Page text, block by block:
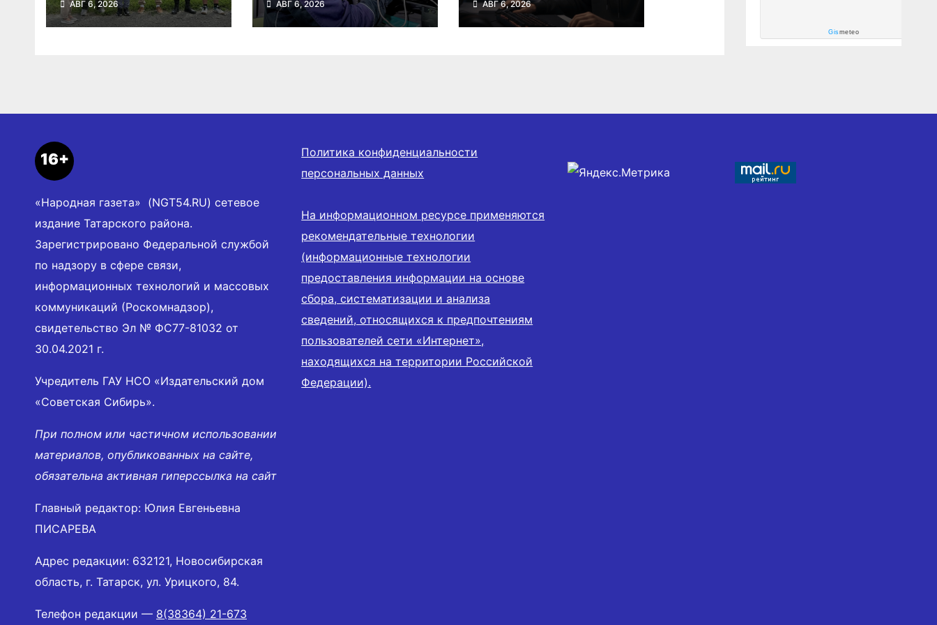
туристский слет
молодежи
АВГ 6, 2026
выборов в Госдуму
в Новосибирской
АВГ 6, 2026
кибертурнир
«Битва за Москву»
АВГ 6, 2026
Gismeteo
16+
«Народная газета» (NGT54.RU) сетевое
издание Татарского района.
Зарегистрировано Федеральной службой
по надзору в сфере связи,
информационных технологий и массовых
коммуникаций (Роскомнадзор),
свидетельство Эл № ФС77-81032 от
30.04.2021 г.
Учредитель ГАУ НСО «Издательский дом
«Советская Сибирь».
При полном или частичном использовании
материалов, опубликованных на сайте,
обязательна активная гиперссылка на сайт
Главный редактор: Юлия Евгеньевна
ПИСАРЕВА
Адрес редакции: 632121, Новосибирская
область, г. Татарск, ул. Урицкого, 84.
Телефон редакции — 8(38364) 21-673
Политика конфиденциальности
персональных данных
На информационном ресурсе применяются
рекомендательные технологии
(информационные технологии
предоставления информации на основе
сбора, систематизации и анализа
сведений, относящихся к предпочтениям
пользователей сети «Интернет»,
находящихся на территории Российской
Федерации).